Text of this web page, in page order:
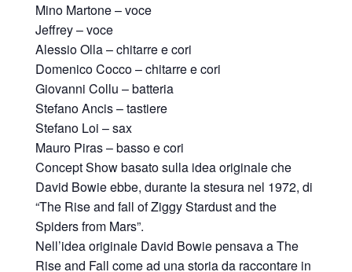
Mino Martone – voce
Jeffrey – voce
Alessio Olla – chitarre e cori
Domenico Cocco – chitarre e cori
Giovanni Collu – batteria
Stefano Ancis – tastiere
Stefano Loi – sax
Mauro Piras – basso e cori
Concept Show basato sulla idea originale che
David Bowie ebbe, durante la stesura nel 1972, di
“The Rise and fall of Ziggy Stardust and the
Spiders from Mars”.
Nell’idea originale David Bowie pensava a The
Rise and Fall come ad una storia da raccontare in